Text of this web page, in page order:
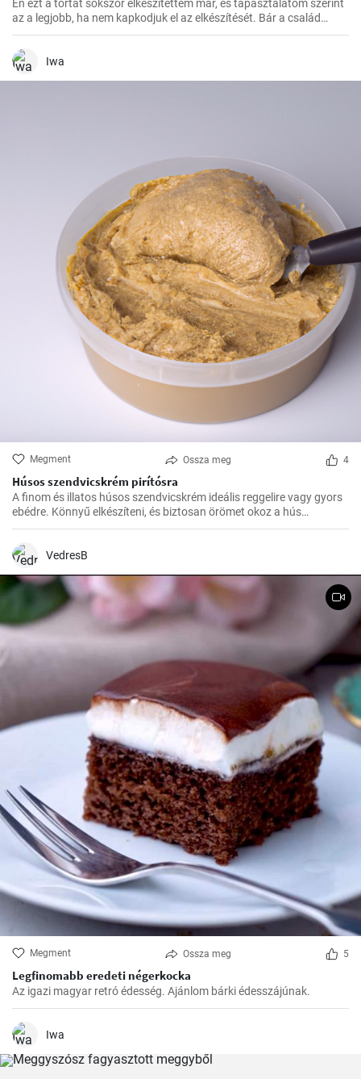
Én ezt a tortát sokszor elkészítettem már, és tapasztalatom szerint
az a legjobb, ha nem kapkodjuk el az elkészítését. Bár a család
mindig türelmetlenül várja, de megéri kivárni, hogy minden réteg
megfelelően megszilárduljon. Így lesz igazán ízletes és látványos a
végeredmény!
Iwa
Megment Ossza meg 4
Húsos szendvicskrém pirítósra
A finom és illatos húsos szendvicskrém ideális reggelire vagy gyors
ebédre. Könnyű elkészíteni, és biztosan örömet okoz a hús
szerelmeseinek ízlelőbimbóinak.
VedresB
Megment Ossza meg 5
Legfinomabb eredeti négerkocka
Az igazi magyar retró édesség. Ajánlom bárki édesszájúnak.
Iwa